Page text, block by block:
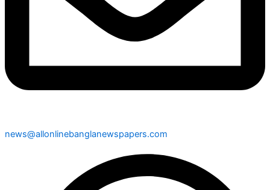
news@allonlinebanglanewspapers.com